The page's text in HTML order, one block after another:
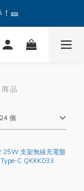
買 — !
🎫
買 — !
品
個